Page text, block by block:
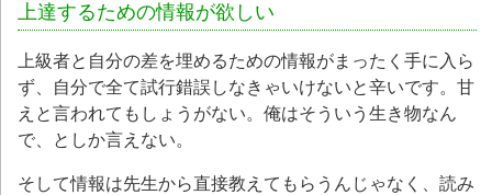
上達するための情報が欲しい
上級者と自分の差を埋めるための情報がまったく手に入ら
ず、自分で全て試行錯誤しなきゃいけないと辛いです。甘
えと言われてもしょうがない。俺はそういう生き物なん
で、としか言えない。
そして情報は先生から直接教えてもらうんじゃなく、読み